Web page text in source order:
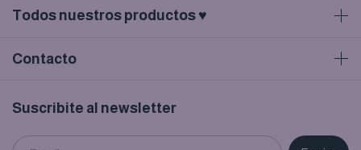
Todos nuestros productos ♥
Contacto
Suscribite al newsletter